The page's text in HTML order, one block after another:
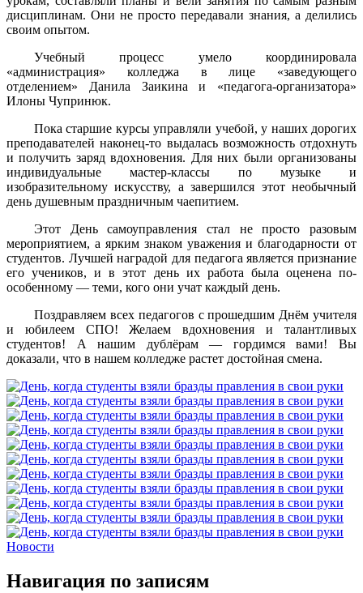
дисциплинам. Они не просто передавали знания, а делились
своим опытом.
Учебный процесс умело координировала
«администрация» колледжа в лице «заведующего
отделением» Данила Заикина и «педагога-организатора»
Илоны Чупринюк.
Пока старшие курсы управляли учебой, у наших дорогих
преподавателей наконец-то выдалась возможность отдохнуть
и получить заряд вдохновения. Для них были организованы
индивидуальные мастер-классы по музыке и
изобразительному искусству, а завершился этот необычный
день душевным праздничным чаепитием.
Этот День самоуправления стал не просто разовым
мероприятием, а ярким знаком уважения и благодарности от
студентов. Лучшей наградой для педагога является признание
его учеников, и в этот день их работа была оценена по-
особенному — теми, кого они учат каждый день.
Поздравляем всех педагогов с прошедшим Днём учителя
и юбилеем СПО! Желаем вдохновения и талантливых
студентов! А нашим дублёрам — гордимся вами! Вы
доказали, что в нашем колледже растет достойная смена.
Новости
Навигация по записям